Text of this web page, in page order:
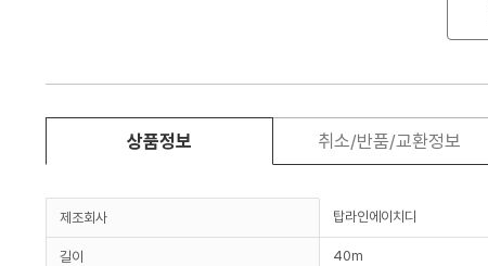
상품정보 취소/반품/교환정보
제조회사 탑라인에이치디
길이 40m